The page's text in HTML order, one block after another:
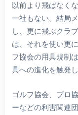
以前より飛ばなく
一社もない。結局
し、更に飛ぶクラ
は、それを使い更
フ協会の用具規制
具への進化を触発
ゴルフ協会、プロ
ーなどの利害関連